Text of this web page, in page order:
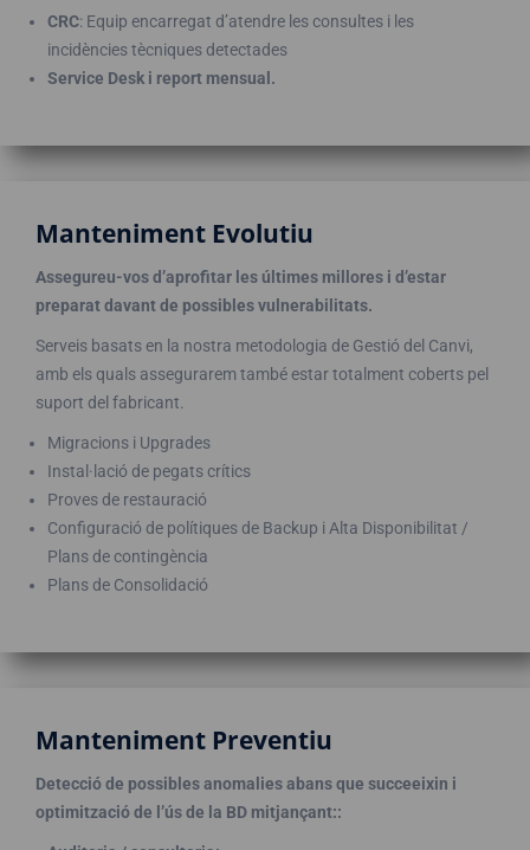
CRC: Equip encarregat d’atendre les consultes i les
incidències tècniques detectades
Service Desk i report mensual.
Manteniment Evolutiu
Assegureu-vos d’aprofitar les últimes millores i d’estar
preparat davant de possibles vulnerabilitats.
Serveis basats en la nostra metodologia de Gestió del Canvi,
amb els quals assegurarem també estar totalment coberts pel
suport del fabricant.
Migracions i Upgrades
Instal·lació de pegats crítics
Proves de restauració
Configuració de polítiques de Backup i Alta Disponibilitat /
Plans de contingència
Plans de Consolidació
Manteniment Preventiu
Detecció de possibles anomalies abans que succeeixin i
optimització de l’ús de la BD mitjançant::